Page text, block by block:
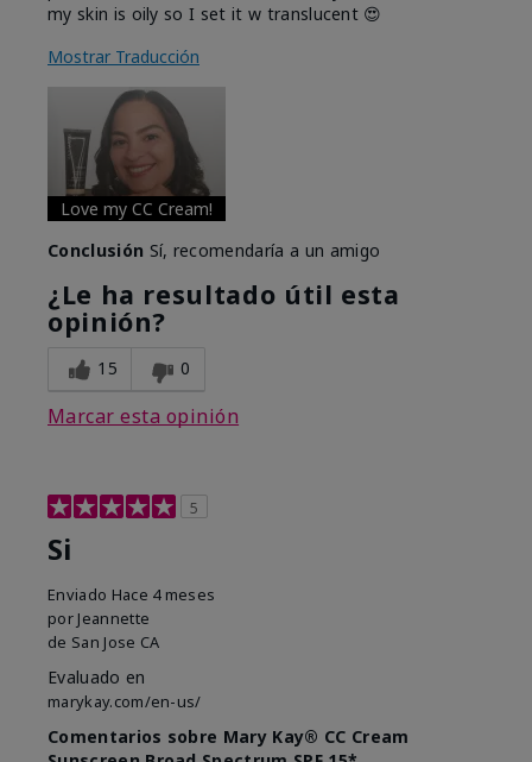
my skin is oily so I set it w translucent 😍
Mostrar Traducción
Love my CC Cream!
Conclusión Sí, recomendaría a un amigo
¿Le ha resultado útil esta
opinión?
15 0
Marcar esta opinión
5
Si
Enviado Hace 4 meses
por Jeannette
de San Jose CA
Evaluado en
marykay.com/en-us/
Comentarios sobre Mary Kay® CC Cream